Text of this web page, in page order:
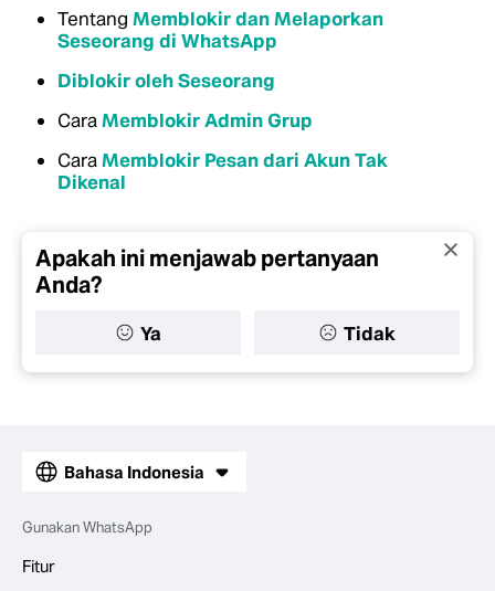
Tentang Memblokir dan Melaporkan
Seseorang di WhatsApp
Diblokir oleh Seseorang
CaraMemblokir Admin Grup
CaraMemblokir Pesan dari Akun Tak
Dikenal
Apakah ini menjawab pertanyaan
Anda?
Ya Tidak
Bahasa Indonesia
Gunakan WhatsApp
Fitur